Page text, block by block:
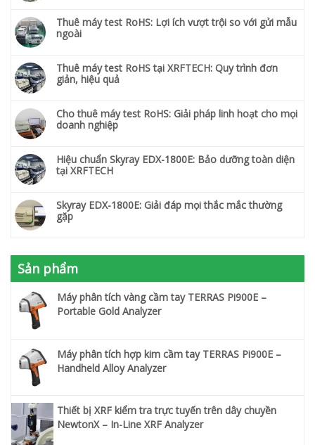
Thuê máy test RoHS: Lợi ích vượt trội so với gửi mẫu
ngoài
Thuê máy test RoHS tại XRFTECH: Quy trình đơn
giản, hiệu quả
Cho thuê máy test RoHS: Giải pháp linh hoạt cho mọi
doanh nghiệp
Hiệu chuẩn Skyray EDX-1800E: Bảo dưỡng toàn diện
tại XRFTECH
Skyray EDX-1800E: Giải đáp mọi thắc mắc thường
gặp
Sản phẩm
Máy phân tích vàng cầm tay TERRAS Pi900E –
Portable Gold Analyzer
Máy phân tích hợp kim cầm tay TERRAS Pi900E –
Handheld Alloy Analyzer
Thiết bị XRF kiểm tra trực tuyến trên dây chuyền
NewtonX – In-Line XRF Analyzer